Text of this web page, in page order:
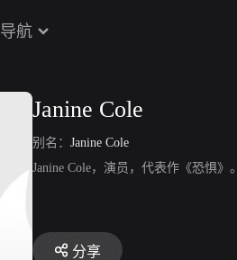
导航
Janine Cole
别名： Janine Cole
Janine Cole，演员，代表作《恐惧》。
分享